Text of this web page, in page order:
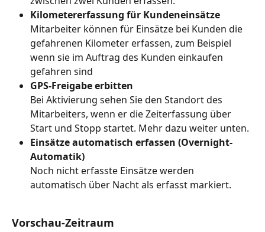
Kilometererfassung für Kundeneinsätze
Mitarbeiter können für Einsätze bei Kunden die
gefahrenen Kilometer erfassen, zum Beispiel
wenn sie im Auftrag des Kunden einkaufen
gefahren sind
GPS-Freigabe erbitten
Bei Aktivierung sehen Sie den Standort des
Mitarbeiters, wenn er die Zeiterfassung über
Start und Stopp startet. Mehr dazu weiter unten.
Einsätze automatisch erfassen (Overnight-
Automatik)
Noch nicht erfasste Einsätze werden
automatisch über Nacht als erfasst markiert.
Vorschau-Zeitraum